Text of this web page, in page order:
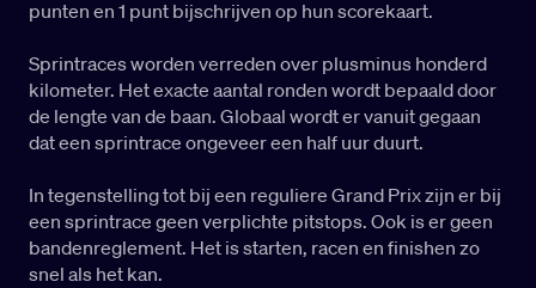
punten en 1 punt bijschrijven op hun scorekaart.
Sprintraces worden verreden over plusminus honderd
kilometer. Het exacte aantal ronden wordt bepaald door
de lengte van de baan. Globaal wordt er vanuit gegaan
dat een sprintrace ongeveer een half uur duurt.
In tegenstelling tot bij een reguliere Grand Prix zijn er bij
een sprintrace geen verplichte pitstops. Ook is er geen
bandenreglement. Het is starten, racen en finishen zo
snel als het kan.